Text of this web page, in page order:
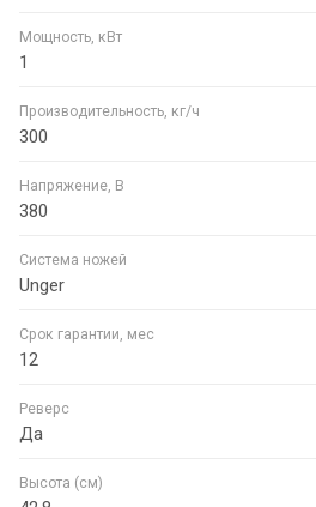
Мощность, кВт
1
Производительность, кг/ч
300
Напряжение, В
380
Система ножей
Unger
Срок гарантии, мес
12
Реверс
Да
Высота (см)